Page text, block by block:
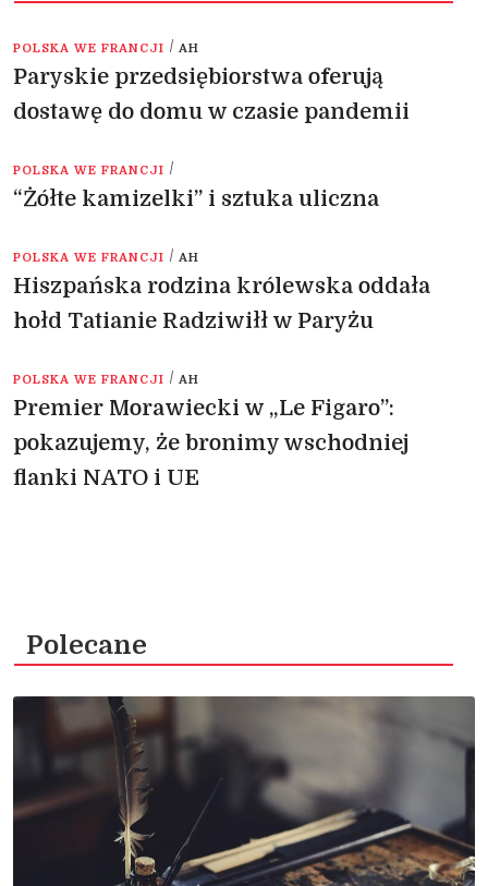
POLSKA WE FRANCJI / AH
Paryskie przedsiębiorstwa oferują
dostawę do domu w czasie pandemii
POLSKA WE FRANCJI /
“Żółte kamizelki” i sztuka uliczna
POLSKA WE FRANCJI / AH
Hiszpańska rodzina królewska oddała
hołd Tatianie Radziwiłł w Paryżu
POLSKA WE FRANCJI / AH
Premier Morawiecki w „Le Figaro”:
pokazujemy, że bronimy wschodniej
flanki NATO i UE
Polecane